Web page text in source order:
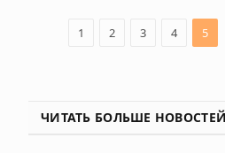
1 2 3 4 5
ЧИТАТЬ БОЛЬШЕ НОВОСТЕЙ